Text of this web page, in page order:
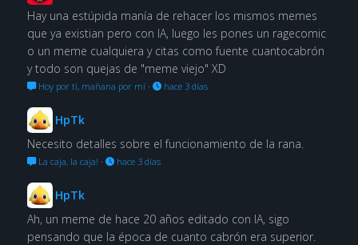
Hay una estúpida manía de rehacer los mismos memes
que ya existian pero con IA, luego les pones un ragecomic
o un meme cualquiera y citas como fuente cuantocabrón
y todo son quejas de "meme viejo" XD
Hoy por ti, mañana por mí· hace 3 días
HpTk
Necesito detalles sobre el funcionamiento de la rana.
La caja, la caja! · hace 3 días
HpTk
Ah, un meme de hace 20 años editado con IA, sigo
pensando que la época de cuanto cabrón era superior.